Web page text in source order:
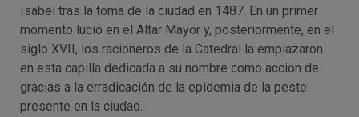
Isabel tras la toma de la ciudad en 1487. En un primer
momento lució en el Altar Mayor y, posteriormente, en el
siglo XVII, los racioneros de la Catedral la emplazaron
en esta capilla dedicada a su nombre como acción de
gracias a la erradicación de la epidemia de la peste
presente en la ciudad.